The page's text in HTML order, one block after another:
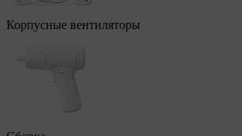
Корпусные вентиляторы